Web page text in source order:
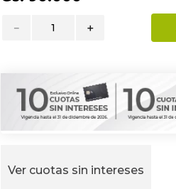
＋
－
Ver cuotas sin intereses